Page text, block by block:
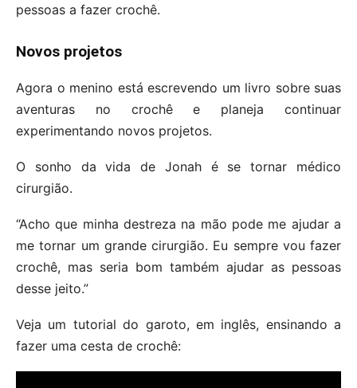
pessoas a fazer crochê.
Novos projetos
Agora o menino está escrevendo um livro sobre suas
aventuras no crochê e planeja continuar
experimentando novos projetos.
O sonho da vida de Jonah é se tornar médico
cirurgião.
“Acho que minha destreza na mão pode me ajudar a
me tornar um grande cirurgião. Eu sempre vou fazer
crochê, mas seria bom também ajudar as pessoas
desse jeito.”
Veja um tutorial do garoto, em inglês, ensinando a
fazer uma cesta de crochê: